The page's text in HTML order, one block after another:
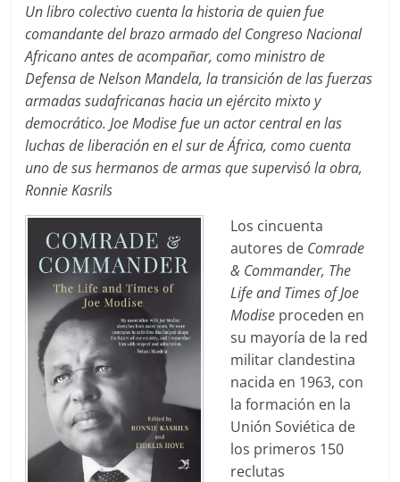
Un libro colectivo cuenta la historia de quien fue
comandante del brazo armado del Congreso Nacional
Africano antes de acompañar, como ministro de
Defensa de Nelson Mandela, la transición de las fuerzas
armadas sudafricanas hacia un ejército mixto y
democrático. Joe Modise fue un actor central en las
luchas de liberación en el sur de África, como cuenta
uno de sus hermanos de armas que supervisó la obra,
Ronnie Kasrils
Los cincuenta
autores de Comrade
& Commander, The
Life and Times of Joe
Modise proceden en
su mayoría de la red
militar clandestina
nacida en 1963, con
la formación en la
Unión Soviética de
los primeros 150
reclutas